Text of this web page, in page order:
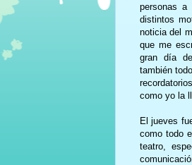
personas
distintos
noticia del
que me
gran día
también
como yo la
El jueves
como todo
teatro,